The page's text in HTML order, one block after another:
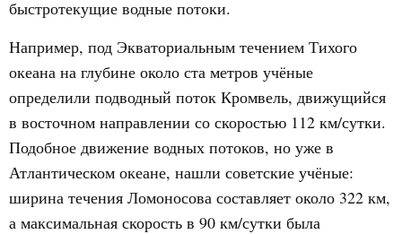
быстротекущие водные потоки.
Например, под Экваториальным течением Тихого
океана на глубине около ста метров учёные
определили подводный поток Кромвель, движущийся
в восточном направлении со скоростью 112 км/сутки.
Подобное движение водных потоков, но уже в
Атлантическом океане, нашли советские учёные:
ширина течения Ломоносова составляет около 322 км,
а максимальная скорость в 90 км/сутки была